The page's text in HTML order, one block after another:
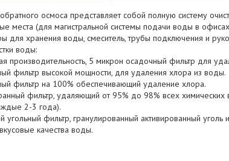
осмоса представляет собой полную систему
места (для магистральной системы подачи воды в
для хранения воды, смеситель, трубы подключения и
воды:
производительность, 5 микрон осадочный фильтр для
фильтр высокой мощности, для удаления хлора из воды.
фильтр на 100% обеспечивающий удаление хлора.
фильтр, удаляющий от 95% до 98% всех
2-3 года).
угольный фильтр, гранулированный активированный
качества воды.